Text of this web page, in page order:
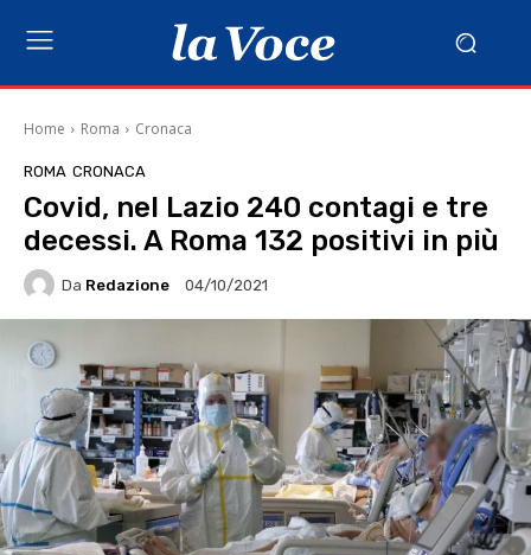
Home Roma Cronaca
ROMA CRONACA
Covid, nel Lazio 240 contagi e tre
decessi. A Roma 132 positivi in più
Da Redazione 04/10/2021